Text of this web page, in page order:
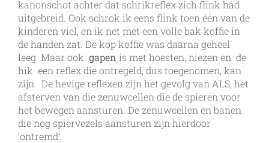
kanonschot achter dat schrikreflex zich flink had
uitgebreid. Ook schrok ik eens flink toen één van de
kinderen viel, en ik net met een volle bak koffie in
de handen zat. De kop koffie was daarna geheel
leeg. Maar ook gapen is met hoesten, niezen en de
hik een reflex die ontregeld, dus toegenomen, kan
zijn. De hevige reflexen zijn het gevolg van ALS, het
afsterven van die zenuwcellen die de spieren voor
het bewegen aansturen. De zenuwcellen en banen
die nog spiervezels aansturen zijn hierdoor
‘ontremd’.